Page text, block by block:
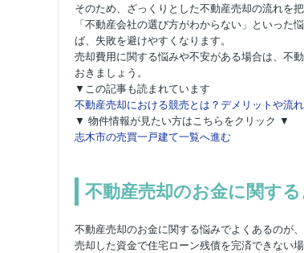
そのため、ざっくりとした不動産売却の流れを
「不動産会社の選び方がわからない」といっ
ば、失敗を避けやすくなります。
売却費用に関する悩みや不安がある場合は、不
おきましょう。
▼この記事も読まれています
不動産売却における競売とは？デメリットや流
▼ 物件情報が見たい方はこちらをクリック ▼
志木市の売買一戸建て一覧へ進む
不動産売却のお金に関す
不動産売却のお金に関する悩みでよくあるのが
売却した資金で住宅ローン残債を完済できない